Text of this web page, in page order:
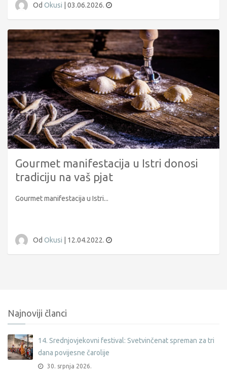
Od Okusi 03.06.2026.
Gourmet manifestacija u Istri donosi
tradiciju na vaš pjat
Gourmet manifestacija u Istri...
Od Okusi 12.04.2022.
Najnoviji članci
14. Srednjovjekovni festival: Svetvinčenat spreman za tri
dana povijesne čarolije
30. srpnja 2026.